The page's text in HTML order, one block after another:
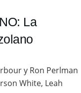
La
y Ron Perlman
White, Leah